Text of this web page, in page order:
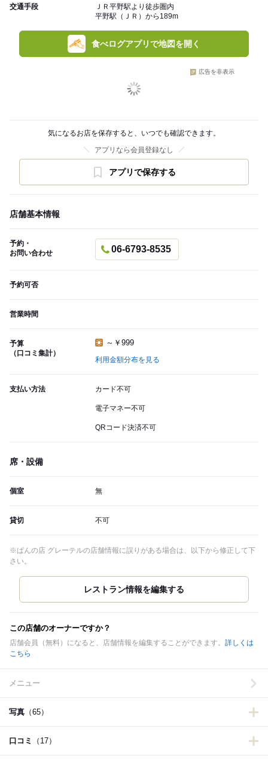
交通手段
ＪＲ平野駅より徒歩圏内
平野駅（ＪＲ）から189m
食べログアプリで地図を開く
広告を非表示
気になるお店を保存すると、いつでも確認できます。
アプリなら会員登録なし
アプリで保存する
店舗基本情報
予約・
お問い合わせ
06-6793-8535
予約可否
営業時間
予算
（口コミ集計）
～￥999
利用金額分布を見る
支払い方法 カード不可
電子マネー不可
QRコード決済不可
席・設備
個室 無
貸切 不可
※ぱんの店 グレーテルの店舗情報に誤りがある場合は、以下から修正して下
さい。
この店舗のオーナーですか？
店舗会員（無料）になると、店舗情報を編集することができます。 詳しくは
こちら
メニュー
写真 （65）
口コミ （17）